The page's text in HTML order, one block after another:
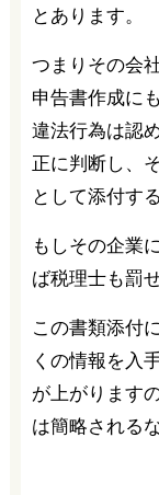
とあります。
つまりその会
申告書作成に
違法行為は認
正に判断し、
として添付す
もしその企業
ば税理士も罰
この書類添付
くの情報を入
が上がります
は簡略される